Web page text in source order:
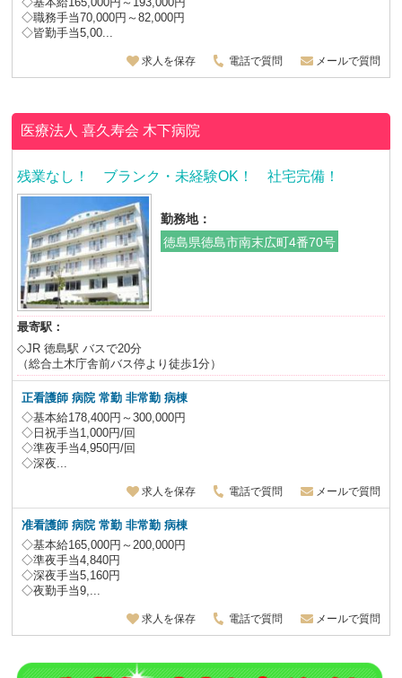
◇職務手当70,000円～82,000円
◇皆勤手当5,00...
求人を保存 電話で質問 メールで質問
医療法人 喜久寿会 木下病院
残業なし！ ブランク・未経験OK！ 社宅完備！
勤務地：
徳島県徳島市南末広町4番70号
最寄駅：
◇JR 徳島駅 バスで20分
（総合土木庁舎前バス停より徒歩1分）
正看護師 病院 常勤 非常勤 病棟
◇基本給178,400円～300,000円
◇日祝手当1,000円/回
◇準夜手当4,950円/回
◇深夜...
求人を保存 電話で質問 メールで質問
准看護師 病院 常勤 非常勤 病棟
◇基本給165,000円～200,000円
◇準夜手当4,840円
◇深夜手当5,160円
◇夜勤手当9,...
求人を保存 電話で質問 メールで質問